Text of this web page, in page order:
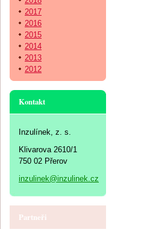
2017
2016
2015
2014
2013
2012
Kontakt
Inzulínek, z. s.
Klivarova 2610/1
750 02 Přerov
inzulinek@inzulinek.cz
Partneři